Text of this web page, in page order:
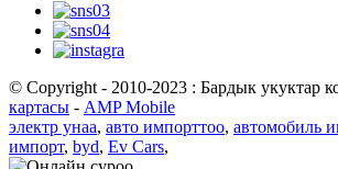
© Copyright - 2010-2023 : Бардык укуктар
картасы - AMP Mobile
электр унаа, авто импорттоо, автомобиль
импорт, byd, Ev Cars,